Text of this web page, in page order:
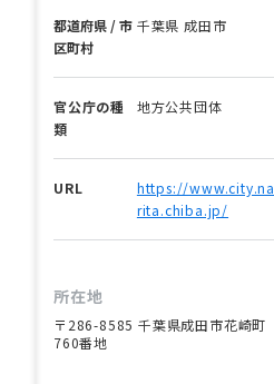
都道府県 / 市
区町村
千葉県 成田市
官公庁の種
類
地方公共団体
URL
https://www.city.na
rita.chiba.jp/
所在地
〒286-8585 千葉県成田市花崎町
760番地